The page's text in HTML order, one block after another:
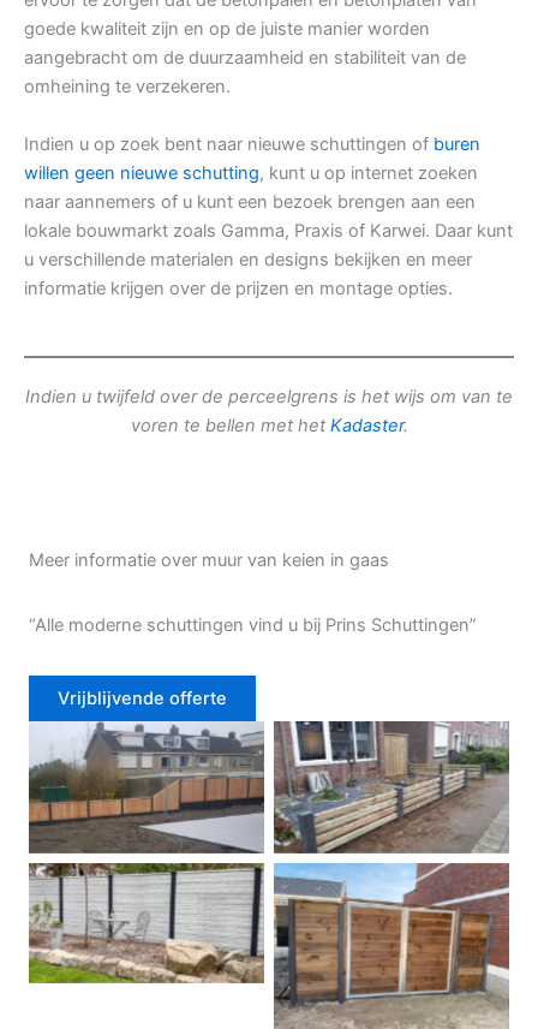
goede kwaliteit zijn en op de juiste manier worden
aangebracht om de duurzaamheid en stabiliteit van de
omheining te verzekeren.
Indien u op zoek bent naar nieuwe schuttingen of buren
willen geen nieuwe schutting, kunt u op internet zoeken
naar aannemers of u kunt een bezoek brengen aan een
lokale bouwmarkt zoals Gamma, Praxis of Karwei. Daar kunt
u verschillende materialen en designs bekijken en meer
informatie krijgen over de prijzen en montage opties.
Indien u twijfeld over de perceelgrens is het wijs om van te
voren te bellen met het Kadaster.
Meer informatie over muur van keien in gaas
“Alle moderne schuttingen vind u bij Prins Schuttingen”
Vrijblijvende offerte
Douglas schutting Tuinhek voortuin
Betonschutting
Dubbele poort